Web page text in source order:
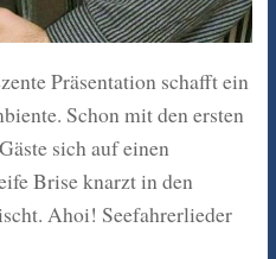
Präsentation schafft ein
Schon mit den ersten
sich auf einen
Brise knarzt in den
Ahoi! Seefahrerlieder